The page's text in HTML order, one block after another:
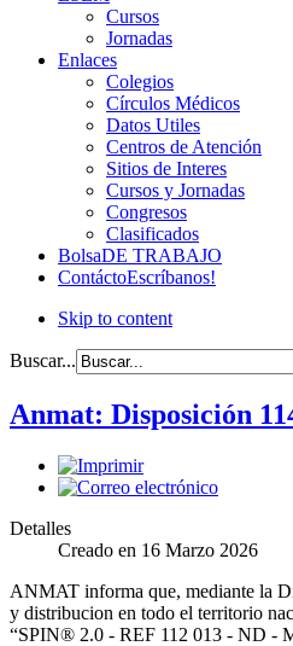
Cursos
Jornadas
Enlaces
Colegios
Círculos Médicos
Datos Utiles
Centros de Atención
Sitios de Interes
Cursos y Jornadas
Congresos
Clasificados
BolsaDE TRABAJO
ContáctoEscríbanos!
Skip to content
Buscar...
Anmat: Disposición
Detalles
Creado en 16 Marzo 2026
ANMAT informa que, mediante la
y distribucion en todo el territorio
“SPIN® 2.0 - REF 112 013 - ND